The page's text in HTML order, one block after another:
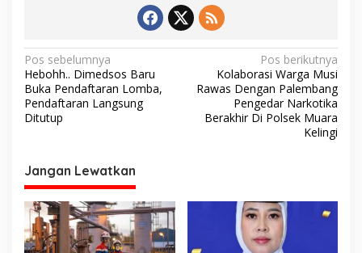
N
a
v
a
s
i
p
Pos sebelumnya
Hebohh.. Dimedsos Baru
Buka Pendaftaran Lomba,
Pendaftaran Langsung
Ditutup
Pos berikutnya
Kolaborasi Warga Musi
Rawas Dengan Palembang
Pengedar Narkotika
Berakhir Di Polsek Muara
Kelingi
Jangan Lewatkan